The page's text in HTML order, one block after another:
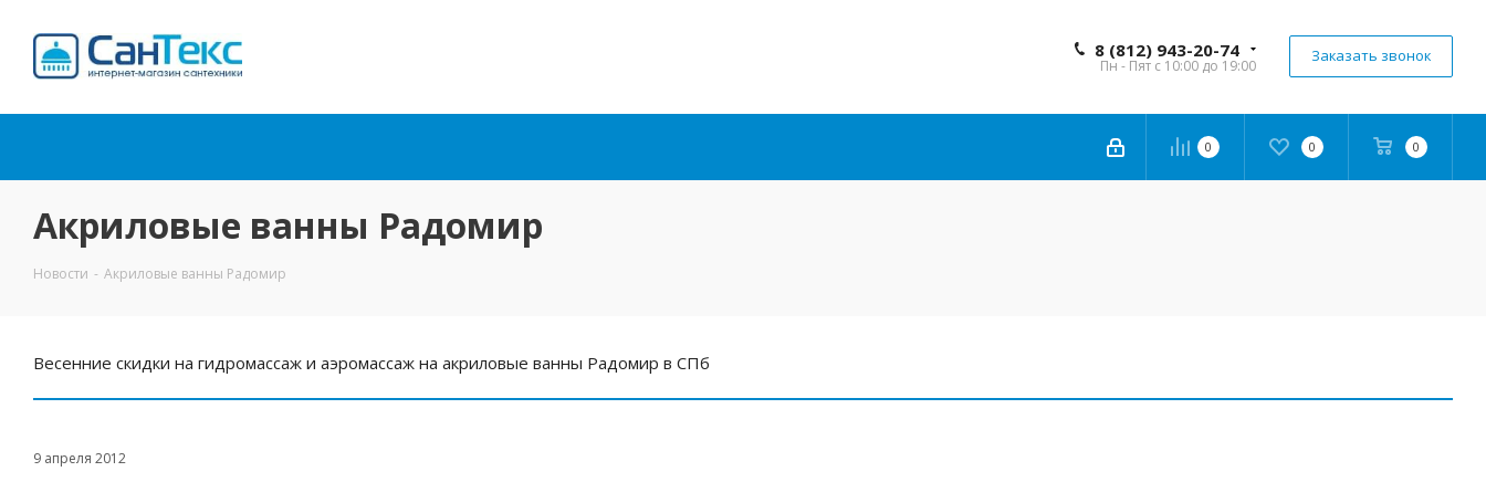
8 (812) 943-20-74
Пн - Пят с 10:00 до 19:00
Заказать звонок
0 0 0
Акриловые ванны Радомир
Новости - Акриловые ванны Радомир
Весенние скидки на гидромассаж и аэромассаж на акриловые ванны Радомир в СПб
9 апреля 2012